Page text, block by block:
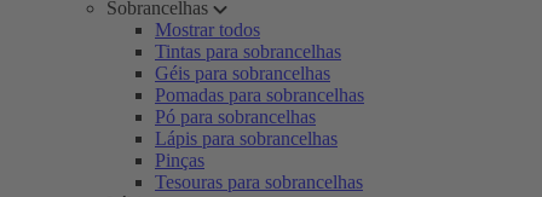
Sobrancelhas
Mostrar todos
Tintas para sobrancelhas
Géis para sobrancelhas
Pomadas para sobrancelhas
Pó para sobrancelhas
Lápis para sobrancelhas
Pinças
Tesouras para sobrancelhas